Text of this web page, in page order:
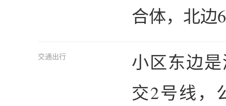
合体，北边
交通出行
小区东边
交2号线，